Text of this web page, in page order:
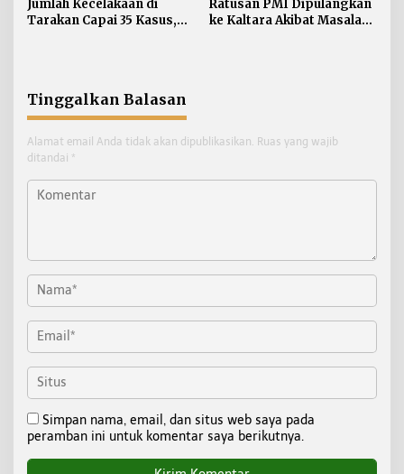
Jumlah Kecelakaan di
Tarakan Capai 35 Kasus,
Ratusan PMI Dipulangkan
ke Kaltara Akibat Masalah
Tinggalkan Balasan
Alamat email Anda tidak akan dipublikasikan. Ruas yang wajib
ditandai *
Simpan nama, email, dan situs web saya pada
peramban ini untuk komentar saya berikutnya.